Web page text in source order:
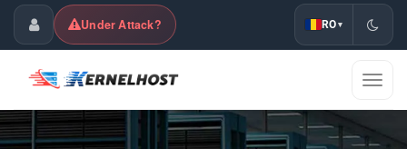
Centrul Clienților
Under Attack? RO ▾